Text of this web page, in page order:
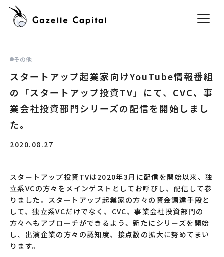
その他
スタートアップ起業家向けYouTube情報番組
の「スタートアップ投資TV」にて、CVC、事
業会社投資部門シリーズの配信を開始しまし
た。
2020.08.27
スタートアップ投資TVは2020年3月に配信を開始以来、独
立系VCの方々をメインゲストとしてお呼びし、配信して参
りました。スタートアップ起業家の方々の資金調達手段と
して、独立系VCだけでなく、CVC、事業会社投資部門の
方々へもアプローチができるよう、新たにシリーズを開始
し、出演企業の方々の認知度、接点数の拡大に努めてまい
ります。